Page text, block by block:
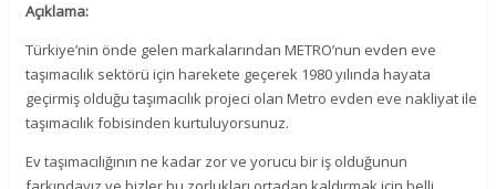
Açıklama:
Türkiye’nin önde gelen markalarından METRO’nun evden eve
taşımacılık sektörü için harekete geçerek 1980 yılında hayata
geçirmiş olduğu taşımacılık projeci olan Metro evden eve nakliyat ile
taşımacılık fobisinden kurtuluyorsunuz.
Ev taşımacılığının ne kadar zor ve yorucu bir iş olduğunun